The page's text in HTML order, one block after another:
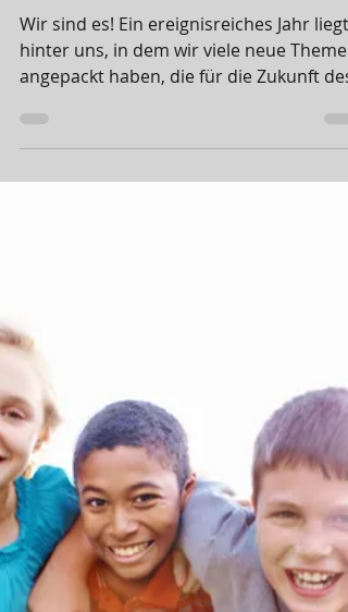
Wir sind es! Ein ereignisreiches Jahr liegt
hinter uns, in dem wir viele neue Themen
angepackt haben, die für die Zukunft des
Sportverein Magstadt wegweisend sind.
Auf dieser Basis können wir im neuen
durchstarten und lange Geplantes nun
Werk setzen. Kinder- und Jugendschutz-
Konzept Die ersten Workshops im Herbst
diesesJahres haben gezeigt, wie wichtig
das Thema ist und allen Verantwortlichen